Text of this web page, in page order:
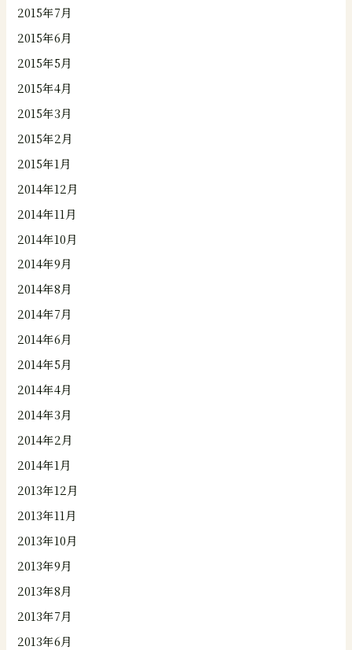
2015年7月
2015年6月
2015年5月
2015年4月
2015年3月
2015年2月
2015年1月
2014年12月
2014年11月
2014年10月
2014年9月
2014年8月
2014年7月
2014年6月
2014年5月
2014年4月
2014年3月
2014年2月
2014年1月
2013年12月
2013年11月
2013年10月
2013年9月
2013年8月
2013年7月
2013年6月